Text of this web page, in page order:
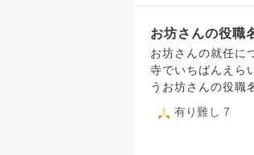
お坊さんの役職
お坊さんの就任について
寺でいちばんえら
うお坊さんの役職
ら、ご教示頂けれ
有り難し 7